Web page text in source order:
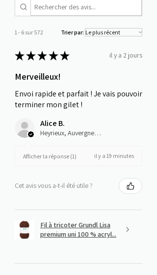
1 - 6 sur 572 Trier par:
★★★★★ il y a 2 jours
Merveilleux!
Envoi rapide et parfait ! Je vais pouvoir
terminer mon gilet !
Alice B.
Heyrieux, Auvergne-Rhône-Alpes
Afficher la réponse (1) il y a 19 minutes
Cet avis vous a-t-il été utile ?
Fil à tricoter Grundl Lisa
premium uni 100 % acryl...